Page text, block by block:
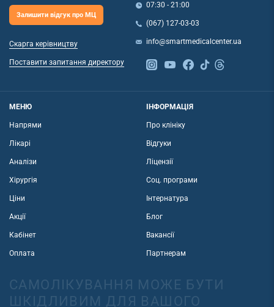
Залишити відгук про МЦ
Скарга керівництву
Поставити запитання директору
07:30 - 21:00
(067) 127-03-03
info@smartmedicalcenter.ua
МЕНЮ
Напрями
Лікарі
Аналізи
Хірургія
Ціни
Акції
Кабінет
Оплата
ІНФОРМАЦІЯ
Про клініку
Відгуки
Ліцензії
Соц. програми
Інтернатура
Блог
Вакансії
Партнерам
САМОЛІКУВАННЯ МОЖЕ БУТИ
ШКІДЛИВИМ ДЛЯ ВАШОГО